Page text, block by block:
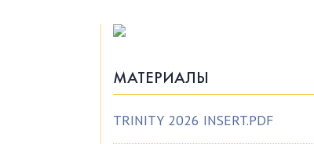
МАТЕРИАЛЫ
TRINITY 2026 INSERT.PDF